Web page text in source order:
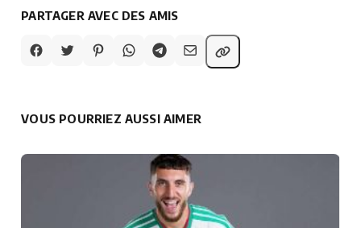
PARTAGER AVEC DES AMIS
VOUS POURRIEZ AUSSI AIMER